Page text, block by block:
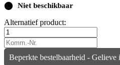
⬤ Niet beschikbaar
Alternatief product:
Beperkte bestelbaarheid - Gelieve